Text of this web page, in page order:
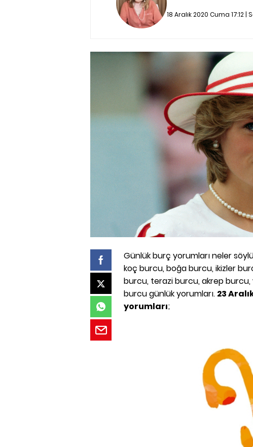
18 Aralık 2020 Cuma 17:12
Günlük burç yorumları neler
koç burcu, boğa burcu, ikizler
burcu, terazi burcu, akrep
burcu günlük yorumları. 23
yorumları;